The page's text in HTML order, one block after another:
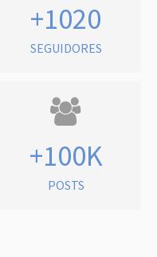
+1020
SEGUIDORES
+100K
POSTS